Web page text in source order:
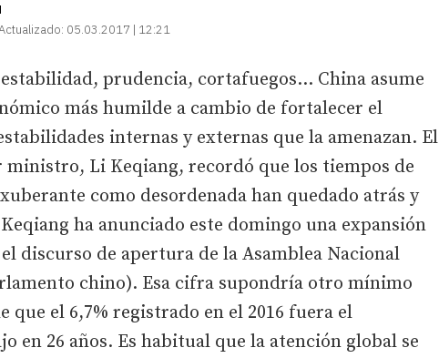
05.03.2017 | 12:21
prudencia, cortafuegos... China asume
más humilde a cambio de fortalecer el
internas y externas que la amenazan. El
Li Keqiang, recordó que los tiempos de
como desordenada han quedado atrás y
ha anunciado este domingo una expansión
discurso de apertura de la Asamblea Nacional
chino). Esa cifra supondría otro mínimo
que el 6,7% registrado en el 2016 fuera el
en 26 años. Es habitual que la atención global se